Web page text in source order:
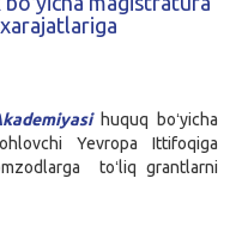
huquq boʻyicha
Yevropa Ittifoqiga
toʻliq grantlarni